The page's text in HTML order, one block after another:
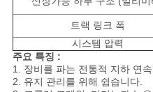
사
트랙 링크 폭
시스템 압력
주요 특징 :
1. 장비를 파는 전통적 지하 연
2. 유지 관리를 위해 쉽습니다.